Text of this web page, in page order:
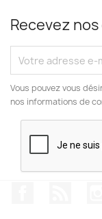
Recevez
Vous pouvez vous
nos informations de